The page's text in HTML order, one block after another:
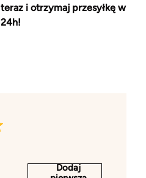
teraz i otrzymaj przesyłkę w
24h!
Dodaj